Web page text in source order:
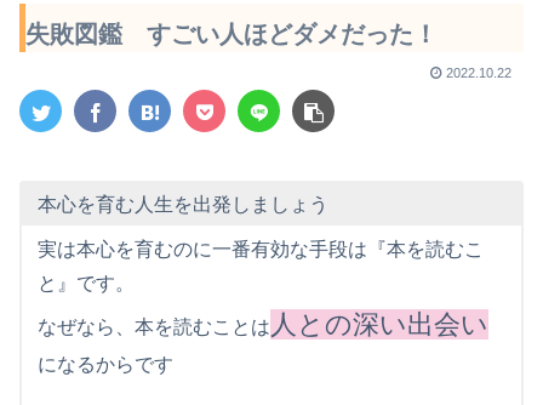
失敗図鑑 すごい人ほどダメだった！
2022.10.22
本心を育む人生を出発しましょう
実は本心を育むのに一番有効な手段は『本を読むこ
と』です。
なぜなら、本を読むことは 人との深い出会い
になるからです